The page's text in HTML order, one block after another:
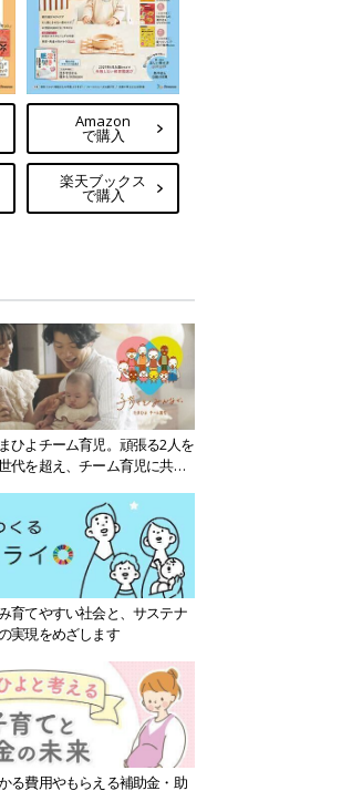
Amazon
で購入
楽天ブックス
で購入
ひよチーム育児。頑張る2人を
代を超え、チーム育児に共感
育てやすい社会と、サステナ
実現をめざします
る費用やもらえる補助金・助